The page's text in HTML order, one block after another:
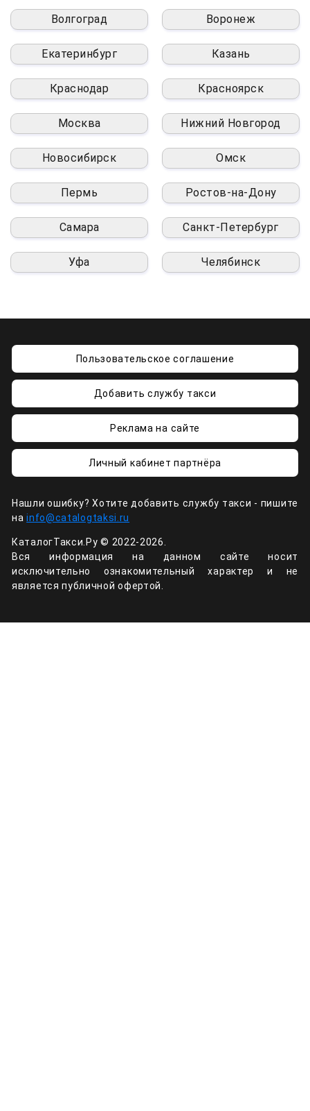
Волгоград Воронеж
Екатеринбург Казань
Краснодар Красноярск
Москва Нижний Новгород
Новосибирск Омск
Пермь Ростов-на-Дону
Самара Санкт-Петербург
Уфа Челябинск
Пользовательское соглашение
Добавить службу такси
Реклама на сайте
Личный кабинет партнёра
Нашли ошибку? Хотите добавить службу такси - пишите
наinfo@catalogtaksi.ru
КаталогТакси.Ру © 2022-2026.
Вся информация на данном сайте носит
исключительно ознакомительный характер и не
является публичной офертой.